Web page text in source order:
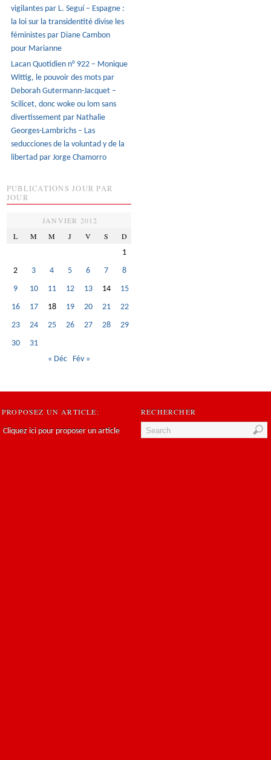
vigilantes par L. Seguí – Espagne :
la loi sur la transidentité divise les
féministes par Diane Cambon
pour Marianne
Lacan Quotidien n° 922 – Monique
Wittig, le pouvoir des mots par
Deborah Gutermann-Jacquet –
Scilicet, donc woke ou lom sans
divertissement par Nathalie
Georges-Lambrichs – Las
seducciones de la voluntad y de la
libertad par Jorge Chamorro
PUBLICATIONS JOUR PAR
JOUR
JANVIER 2012
L
M M J V S D
1
2
3 4 5 6 7
8
9
10 11 12 13 14
15
16
17 18 19 20 21
22
23
24 25 26 27 28
29
30
31
« Déc
Fév »
PROPOSEZ UN ARTICLE:
Cliquez ici pour proposer un article
RECHERCHER